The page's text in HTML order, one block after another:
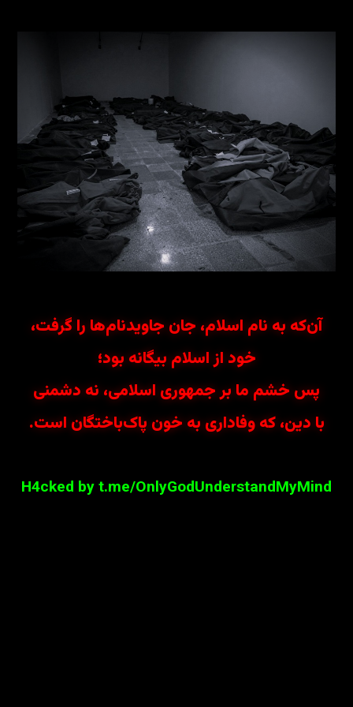
آن‌که به نام اسلام، جان جاویدنام‌ها را گرفت،
خود از اسلام بیگانه بود؛
پس خشم ما بر جمهوری اسلامی، نه دشمنی
با دین، که وفاداری به خون پاک‌باختگان است.
H4cked by t.me/OnlyGodUnderstandMyMind